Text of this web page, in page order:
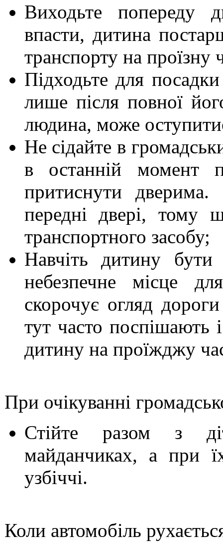
Виходьте попереду
впасти, дитина
транспорту на проїзну
Підходьте для
лише після повної
людина, може
Не сідайте в
в останній момент
притиснути дверима.
передні двері, тому
транспортного засобу;
Навчіть дитину
небезпечне місце
скорочує огляд
тут часто поспішають
дитину на проїжджу
При очікуванні
Стійте разом з
майданчиках, а при
узбіччі.
Коли автомобіль